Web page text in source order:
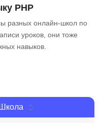
PHP
разных онлайн-школ по
уроков, они тоже
навыков.
Школа